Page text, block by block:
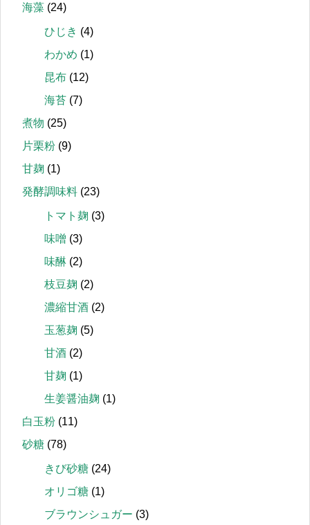
海藻 (24)
ひじき (4)
わかめ (1)
昆布 (12)
海苔 (7)
煮物 (25)
片栗粉 (9)
甘麹 (1)
発酵調味料 (23)
トマト麹 (3)
味噌 (3)
味醂 (2)
枝豆麹 (2)
濃縮甘酒 (2)
玉葱麹 (5)
甘酒 (2)
甘麹 (1)
生姜醤油麹 (1)
白玉粉 (11)
砂糖 (78)
きび砂糖 (24)
オリゴ糖 (1)
ブラウンシュガー (3)